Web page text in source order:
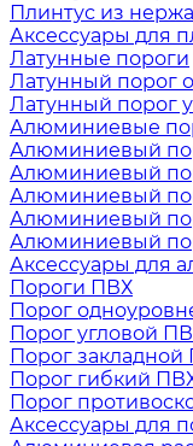
Плинтус из
Аксессуары для
Латунные пороги
Латунный порог
Латунный порог
Алюминиевые
Алюминиевый
Алюминиевый
Алюминиевый
Алюминиевый
Алюминиевый
Аксессуары для
Пороги ПВХ
Порог
Порог угловой
Порог закладной
Порог гибкий
Порог
Аксессуары для